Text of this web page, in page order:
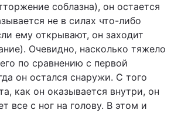
соблазна), он остается
не в силах что-либо
ему открывают, он заходит
Очевидно, насколько тяжело
по сравнению с первой
он остался снаружи. С того
как он оказывается внутри, он
все с ног на голову. В этом и